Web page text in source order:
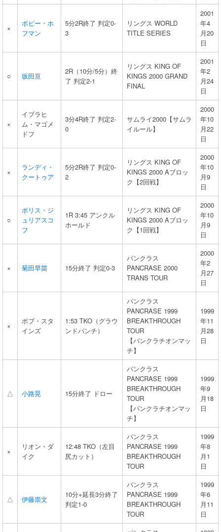
×
ボビー・ホ
フマン
5分2R終了 判定0-
3
リングス WORLD
TITLE SERIES
2001
年4
月20
日
○ 坂田亘
2R（10分/5分）終
了 判定2-1
リングス KING OF
KINGS 2000 GRAND
FINAL
2001
年2
月24
日
×
イブラヒ
ム・マゴメ
ドフ
3分4R終了 判定2-
0
サムライ2000【サムラ
イルール】
2000
年10
月22
日
×
ランディ・
クートゥア
5分2R終了 判定0-
2
リングス KING OF
KINGS 2000 Aブロッ
ク【2回戦】
2000
年10
月9
日
○
ボリス・ジ
ュリアスコ
フ
1R 3:45 アンクル
ホールド
リングス KING OF
KINGS 2000 Aブロッ
ク【1回戦】
2000
年10
月9
日
× 菊田早苗 15分終了 判定0-3
パンクラス
PANCRASE 2000
TRANS TOUR
2000
年2
月27
日
×
ボブ・スタ
インズ
1:53 TKO（グラウ
ンドパンチ）
パンクラス
PANCRASE 1999
BREAKTHROUGH
TOUR
【パンクラチオンマッ
チ】
1999
年11
月28
日
△ 小路晃 15分終了 ドロー
パンクラス
PANCRASE 1999
BREAKTHROUGH
TOUR
【パンクラチオンマッ
チ】
1999
年9
月18
日
×
リオン・ダ
イク
12:48 TKO（左目
尻カット）
パンクラス
PANCRASE 1999
BREAKTHROUGH
TOUR
1999
年8
月1
日
△ 伊藤崇文
10分+延長3分終了
判定1-0
パンクラス
PANCRASE 1999
BREAKTHROUGH
TOUR
1999
年6
月11
日